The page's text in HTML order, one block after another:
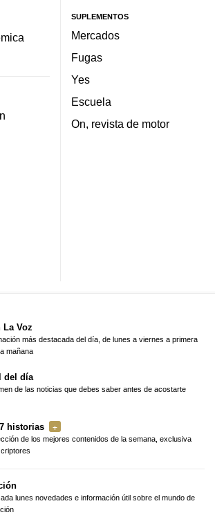
SUPLEMENTOS
Mercados
Fugas
Yes
Escuela
On, revista de motor
La Voz
más destacada del día, de lunes a viernes a primera
mañana
del día
de las noticias que debes saber antes de acostarte
historias
de los mejores contenidos de la semana, exclusiva
lunes novedades e información útil sobre el mundo de